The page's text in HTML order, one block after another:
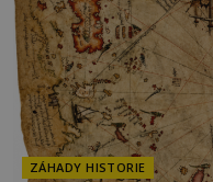
ZÁHADY HISTORIE